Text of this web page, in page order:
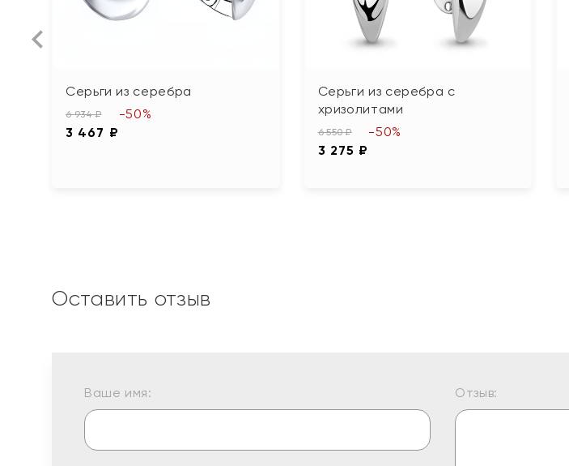
Серьги из серебра
6 934 ₽
3 467 ₽
-50%
Серьги из серебра с
хризолитами
6 550 ₽
3 275 ₽
-50%
Оставить отзыв
Ваше имя: Отзыв: